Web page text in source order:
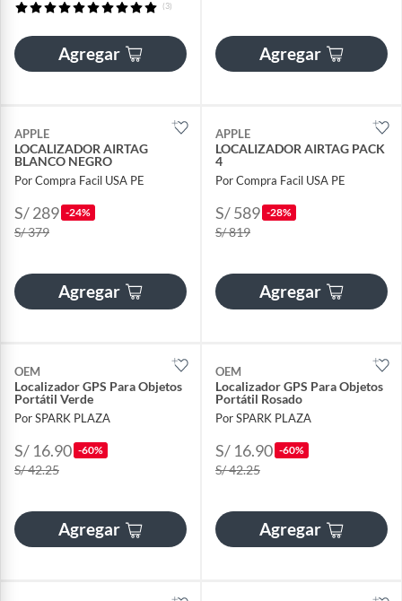
(3)
Agregar Agregar
APPLE
LOCALIZADOR AIRTAG
BLANCO NEGRO
Por Compra Facil USA PE
S/ 289 -24%
S/ 379
Agregar
APPLE
LOCALIZADOR AIRTAG PACK
4
Por Compra Facil USA PE
S/ 589 -28%
S/ 819
Agregar
OEM
Localizador GPS Para Objetos
Portátil Verde
Por SPARK PLAZA
S/ 16.90 -60%
S/ 42.25
Agregar
OEM
Localizador GPS Para Objetos
Portátil Rosado
Por SPARK PLAZA
S/ 16.90 -60%
S/ 42.25
Agregar